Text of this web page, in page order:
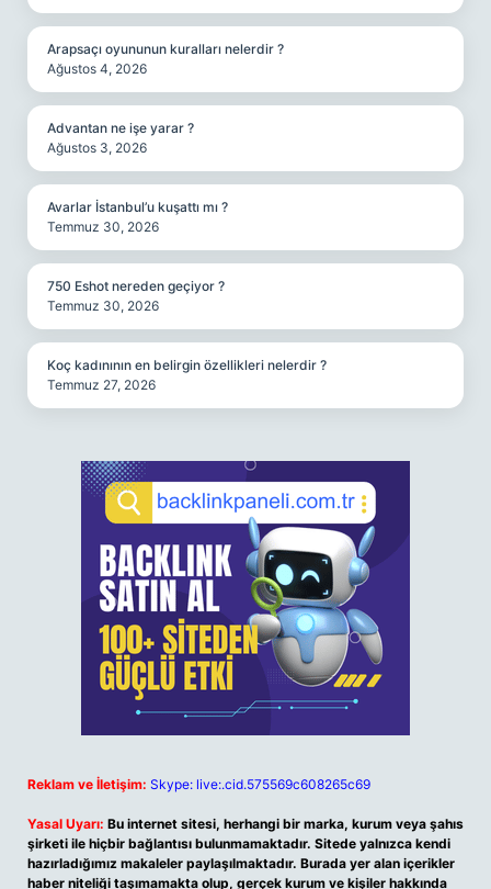
Arapsaçı oyununun kuralları nelerdir ?
Ağustos 4, 2026
Advantan ne işe yarar ?
Ağustos 3, 2026
Avarlar İstanbul’u kuşattı mı ?
Temmuz 30, 2026
750 Eshot nereden geçiyor ?
Temmuz 30, 2026
Koç kadınının en belirgin özellikleri nelerdir ?
Temmuz 27, 2026
Reklam ve İletişim: Skype: live:.cid.575569c608265c69
Yasal Uyarı: Bu internet sitesi, herhangi bir marka, kurum veya şahıs
şirketi ile hiçbir bağlantısı bulunmamaktadır. Sitede yalnızca kendi
hazırladığımız makaleler paylaşılmaktadır. Burada yer alan içerikler
haber niteliği taşımamakta olup, gerçek kurum ve kişiler hakkında